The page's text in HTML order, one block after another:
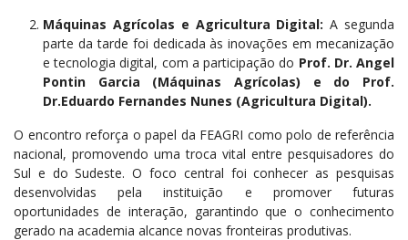
Máquinas Agrícolas e Agricultura Digital: A segunda
parte da tarde foi dedicada às inovações em mecanização
e tecnologia digital, com a participação do Prof. Dr. Angel
Pontin Garcia (Máquinas Agrícolas) e do Prof.
Dr.Eduardo Fernandes Nunes (Agricultura Digital).
O encontro reforça o papel da FEAGRI como polo de referência
nacional, promovendo uma troca vital entre pesquisadores do
Sul e do Sudeste.O foco central foiconhecer as pesquisas
desenvolvidas pela instituição e promover futuras
oportunidades de interação, garantindo que o conhecimento
gerado na academia alcance novas fronteiras produtivas.